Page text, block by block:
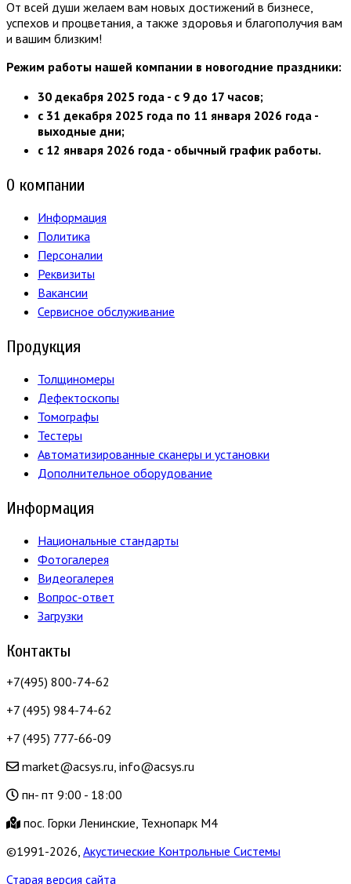
От всей души желаем вам новых достижений в бизнесе,
успехов и процветания, а также здоровья и благополучия вам
и вашим близким!
Режим работы нашей компании в новогодние праздники:
30 декабря 2025 года - с 9 до 17 часов;
с 31 декабря 2025 года по 11 января 2026 года -
выходные дни;
с 12 января 2026 года - обычный график работы.
О компании
Информация
Политика
Персоналии
Реквизиты
Вакансии
Сервисное обслуживание
Продукция
Толщиномеры
Дефектоскопы
Томографы
Тестеры
Автоматизированные сканеры и установки
Дополнительное оборудование
Информация
Национальные стандарты
Фотогалерея
Видеогалерея
Вопрос-ответ
Загрузки
Контакты
+7(495) 800-74-62
+7 (495) 984-74-62
+7 (495) 777-66-09
market@acsys.ru, info@acsys.ru
пн- пт 9:00 - 18:00
пос. Горки Ленинские, Технопарк М4
©1991-2026, Акустические Контрольные Системы
Старая версия сайта